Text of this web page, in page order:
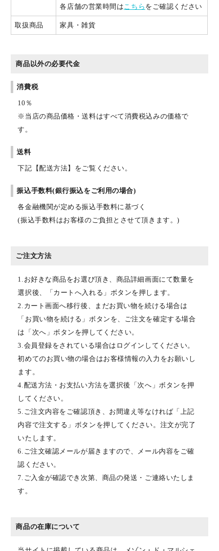
各店舗の営業時間はこちら をご確認ください
取扱商品 家具・雑貨
商品以外の必要代金
消費税
10％
※当店の商品価格・送料はすべて消費税込みの価格で
す。
送料
下記【配送方法】をご覧ください。
振込手数料(銀行振込をご利用の場合)
各金融機関が定める振込手数料に基づく
(振込手数料はお客様のご負担とさせて頂きます。)
ご注文方法
1.お好きな商品をお選び頂き、商品詳細画面にて数量を
選択後、「カートへ入れる」ボタンを押します。
2.カート画面へ移行後、まだお買い物を続ける場合は
「お買い物を続ける」ボタンを、ご注文を確定する場合
は「次へ」ボタンを押してください。
3.会員登録をされている場合はログインしてください。
初めてのお買い物の場合はお客様情報の入力をお願いし
ます。
4.配送方法・お支払い方法を選択後「次へ」ボタンを押
してください。
5.ご注文内容をご確認頂き、お間違え等なければ「上記
内容で注文する」ボタンを押してください。注文が完了
いたします。
6.ご注文確認メールが届きますので、メール内容をご確
認ください。
7.ご入金が確認でき次第、商品の発送・ご連絡いたしま
す。
商品の在庫について